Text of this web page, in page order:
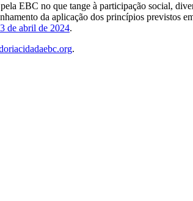
EBC no que tange à participação social,
da aplicação dos princípios previstos
de abril de 2024.
.